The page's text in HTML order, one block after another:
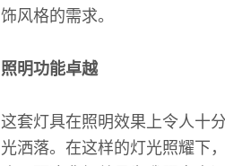
饰风格的需求。
照明功能卓越
这套灯具在照明效果上令人十
光洒落。在这样的灯光照耀下